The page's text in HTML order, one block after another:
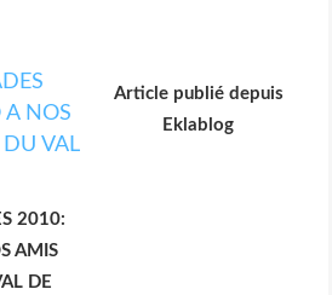
2010:
AMIS
DE
Article publié depuis
Eklablog